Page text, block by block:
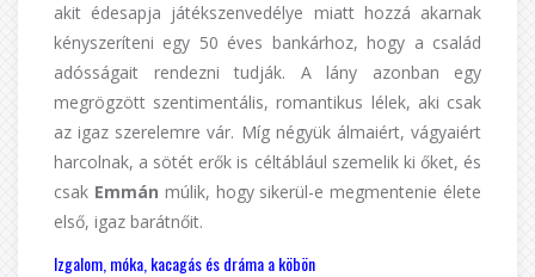
akit édesapja játékszenvedélye miatt hozzá akarnak
kényszeríteni egy 50 éves bankárhoz, hogy a család
adósságait rendezni tudják. A lány azonban egy
megrögzött szentimentális, romantikus lélek, aki csak
az igaz szerelemre vár. Míg négyük álmaiért, vágyaiért
harcolnak, a sötét erők is céltáblául szemelik ki őket, és
csak Emmán múlik, hogy sikerül-e megmentenie élete
első, igaz barátnőit.
Izgalom, móka, kacagás és dráma a köbön